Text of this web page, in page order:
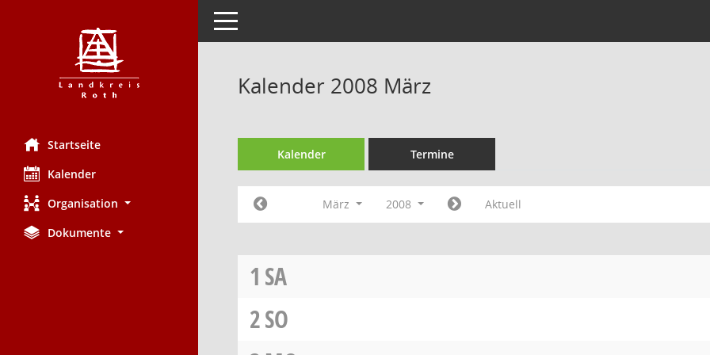
Startseite
Kalender
Organisation
Dokumente
Toggle navigation
Kalender 2008 März
Kalender Termine
März 2008 Aktuell
1 SA
2SO